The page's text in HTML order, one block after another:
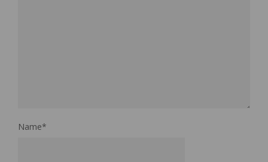
Name*